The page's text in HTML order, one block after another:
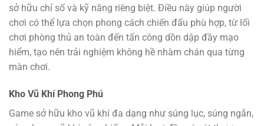
sở hữu chỉ số và kỹ năng riêng biệt. Điều này giúp người
chơi có thể lựa chọn phong cách chiến đấu phù hợp, từ lối
chơi phòng thủ an toàn đến tấn công dồn dập đầy mạo
hiểm, tạo nên trải nghiệm không hề nhàm chán qua từng
màn chơi.
Kho Vũ Khí Phong Phú
Game sở hữu kho vũ khí đa dạng như súng lục, súng ngắn,